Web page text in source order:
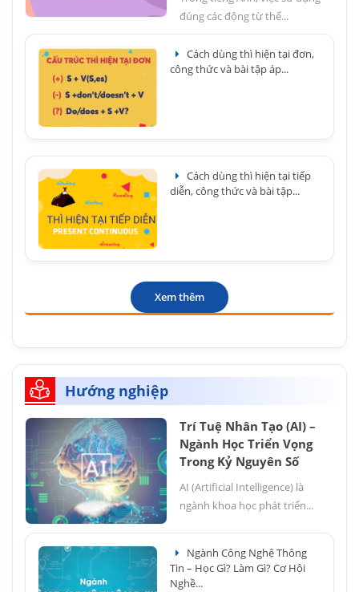
đúng các động từ thể...
Cách dùng thì hiện tại đơn,
công thức và bài tập áp...
Cách dùng thì hiện tại tiếp
diễn, công thức và bài tập...
Xem thêm
Hướng nghiệp
Trí Tuệ Nhân Tạo (AI) –
Ngành Học Triển Vọng
Trong Kỷ Nguyên Số
AI (Artificial Intelligence) là
ngành khoa học phát triển...
Ngành Công Nghệ Thông
Tin – Học Gì? Làm Gì? Cơ Hội
Nghề...